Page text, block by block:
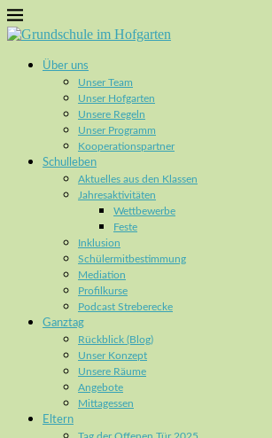
Über uns
Unser Team
Unser Hofgarten
Unsere Regeln
Unser Programm
Kooperationspartner
Schulleben
Aktuelles aus den Klassen
Jahresaktivitäten
Wettbewerbe
Feste
Inklusion
Schülermitbestimmung
Mediation
Profilkurse
Podcast Streberecke
Ganztag
Rückblick (Blog)
Unser Konzept
Unsere Räume
Angebote
Mittagessen
Eltern